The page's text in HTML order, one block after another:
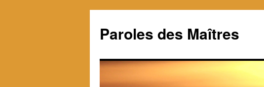
Paroles des Maîtres